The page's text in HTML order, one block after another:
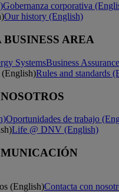
Gobernanza corporativa
Our history (English)
AREA
SystemsBusiness Assurance
Rules and standards
Oportunidades de trabajo
Life @ DNV (English)
Contacta con